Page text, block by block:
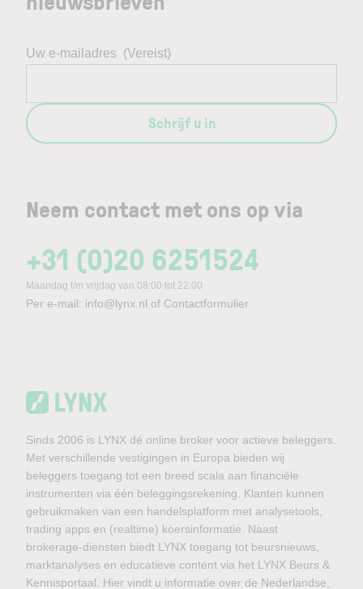
Neem contact met ons op via
+31 (0)20 6251524
Maandag t/m vrijdag van 08:00 tot 22:00
Per e-mail: info@lynx.nl of Contactformulier
Uw e-mailadres (Vereist)
Schrijf u in
Sinds 2006 is LYNX dé online broker voor actieve beleggers.
Met verschillende vestigingen in Europa bieden wij
beleggers toegang tot een breed scala aan financiële
instrumenten via één beleggingsrekening. Klanten kunnen
gebruikmaken van een handelsplatform met analysetools,
trading apps en (realtime) koersinformatie. Naast
brokerage-diensten biedt LYNX toegang tot beursnieuws,
marktanalyses en educatieve content via het LYNX Beurs &
Kennisportaal. Hier vindt u informatie over de Nederlandse,